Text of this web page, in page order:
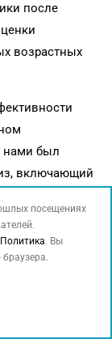
после
возрастных
нами был
включающий
– 2,6%, в г.
в г. Твери –
диагноз АР.
последние
ежегодно
на
посещениях
Политика. Вы